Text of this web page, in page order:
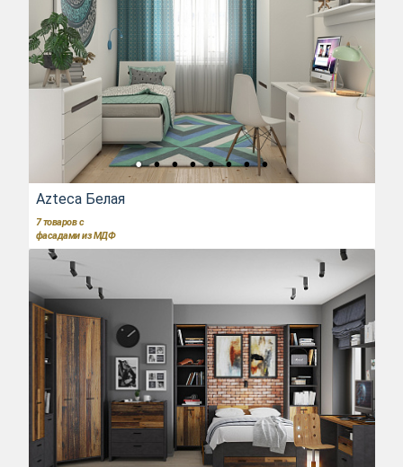
Azteca Белая
7 товаров с
фасадами из МДФ